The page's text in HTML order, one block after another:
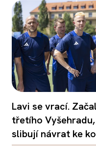
Lavi se vrací.
třetího
slibují návrat ke